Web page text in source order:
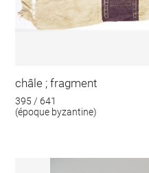
châle ; fragment
395 / 641
(époque byzantine)